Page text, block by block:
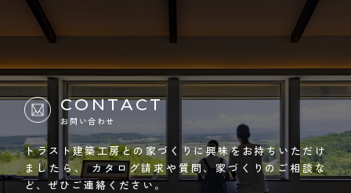
CONTACT
お問い合わせ
トラスト建築工房との家づくりに興味をお持ちいただけ
ましたら、カタログ請求や質問、家づくりのご相談な
ど、ぜひご連絡ください。